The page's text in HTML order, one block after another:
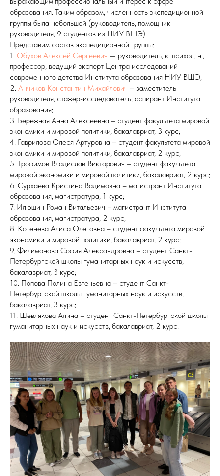
образования. Таким образом, численность экспедиционной
группы была небольшой (руководитель, помощник
руководителя, 9 студентов из НИУ ВШЭ).
Представим состав экспедиционной группы:
1. Обухов Алексей Сергеевич — руководитель, к. психол. н.,
профессор, ведущий эксперт Центра исследований
современного детства Института образования НИУ ВШЭ;
2. Анчиков Константин Михайлович – заместитель
руководителя, стажер-исследователь, аспирант Института
образования;
3. Бережная Анна Алексеевна – студент факультета мировой
экономики и мировой политики, бакалавриат, 3 курс;
4. Гаврилова Олеся Артуровна – студент факультета мировой
экономики и мировой политики, бакалавриат, 2 курс;
5. Трофимов Владислав Викторович – студент факультета
мировой экономики и мировой политики, бакалавриат, 2 курс;
6. Сурхаева Кристина Вадимовна – магистрант Института
образования, магистратура, 1 курс;
7. Илюшин Роман Витальевич – магистрант Института
образования, магистратура, 2 курс;
8. Котенева Алиса Олеговна – студент факультета мировой
экономики и мировой политики, бакалавриат, 2 курс;
9. Филимонова София Александровна – студент Санкт-
Петербургской школы гуманитарных наук и искусств,
бакалавриат, 3 курс;
10. Попова Полина Евгеньевна – студент Санкт-
Петербургской школы гуманитарных наук и искусств,
бакалавриат, 3 курс;
11. Шевлякова Алина – студент Санкт-Петербургской школы
гуманитарных наук и искусств, бакалавриат, 2 курс.